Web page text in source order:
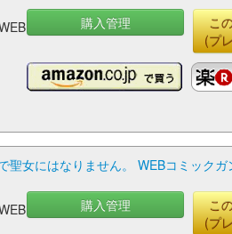
購入管理
こ
(プ
聖女にはなりません。 WEBコミック
購入管理
こ
(プ